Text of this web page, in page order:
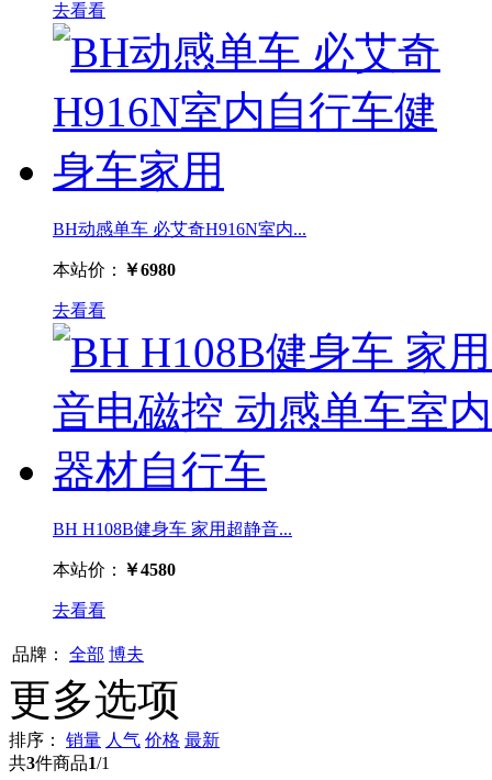
去看看
BH动感单车 必艾奇H916N室内...
本站价： ￥6980
去看看
BH H108B健身车 家用超静音...
本站价： ￥4580
去看看
品牌： 全部 博夫
更多选项
排序： 销量 人气 价格 最新
共3件商品1/1